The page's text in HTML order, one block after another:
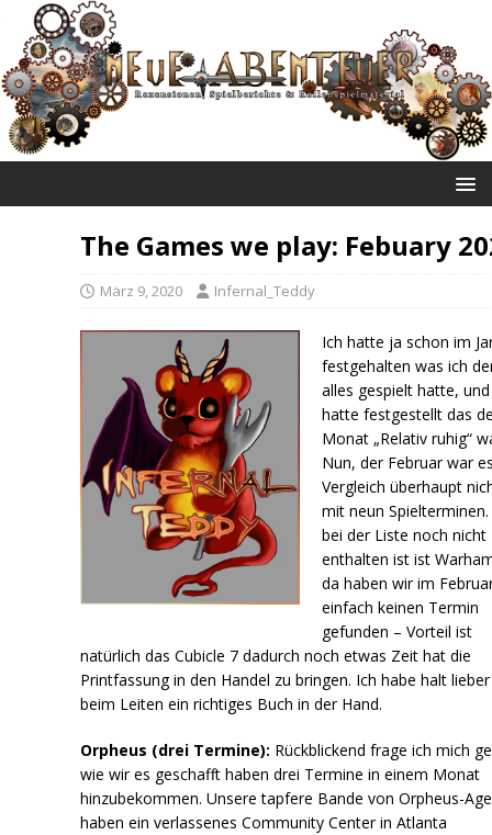
The Games we play: Febuary
März 9, 2020 Infernal_Teddy
Ich hatte ja schon im
festgehalten was ich
alles gespielt hatte, und
hatte festgestellt das
Monat „Relativ ruhig“
Nun, der Februar war
Vergleich überhaupt
mit neun Spielterminen.
bei der Liste noch nicht
enthalten ist ist
da haben wir im
einfach keinen Termin
gefunden – Vorteil ist
natürlich das Cubicle 7 dadurch noch etwas Zeit hat die
Printfassung in den Handel zu bringen. Ich habe halt lieber
beim Leiten ein richtiges Buch in der Hand.
Orpheus (drei Termine): Rückblickend frage ich mich
wie wir es geschafft haben drei Termine in einem Monat
hinzubekommen. Unsere tapfere Bande von Orpheus-
haben ein verlassenes Community Center in Atlanta